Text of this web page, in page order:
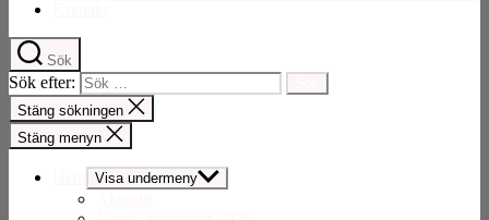
Sök
Sök efter:
Stäng sökningen
Stäng menyn
Visa undermeny